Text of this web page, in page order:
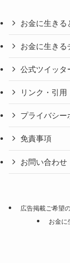
お金に生きる
お金に生きる
公式ツイッタ
リンク・引用
プライバシー
免責事項
お問い合わせ
広告掲載ご希望
お金に